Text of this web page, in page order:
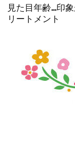
見た目年齢…印
リートメント